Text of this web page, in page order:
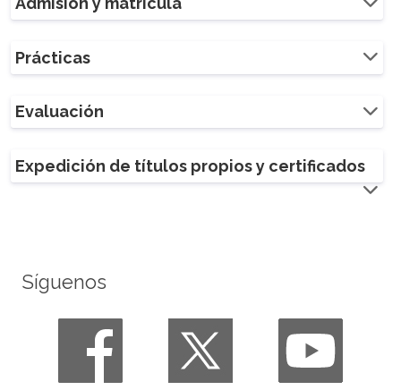
Prácticas
Evaluación
Expedición de títulos propios y certificados
Síguenos